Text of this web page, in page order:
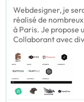
Webdesigner, je
réalisé de
à Paris. Je propose
Collaborant avec